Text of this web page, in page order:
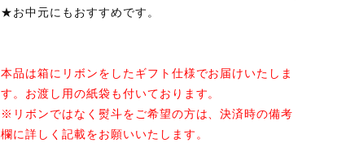
★お中元にもおすすめです。
本品は箱にリボンをしたギフト仕様でお届けいたしま
す。お渡し用の紙袋も付いております。
※リボンではなく熨斗をご希望の方は、決済時の備考
欄に詳しく記載をお願いいたします。